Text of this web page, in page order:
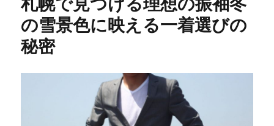
の雪景色に映える一着選びの
秘密